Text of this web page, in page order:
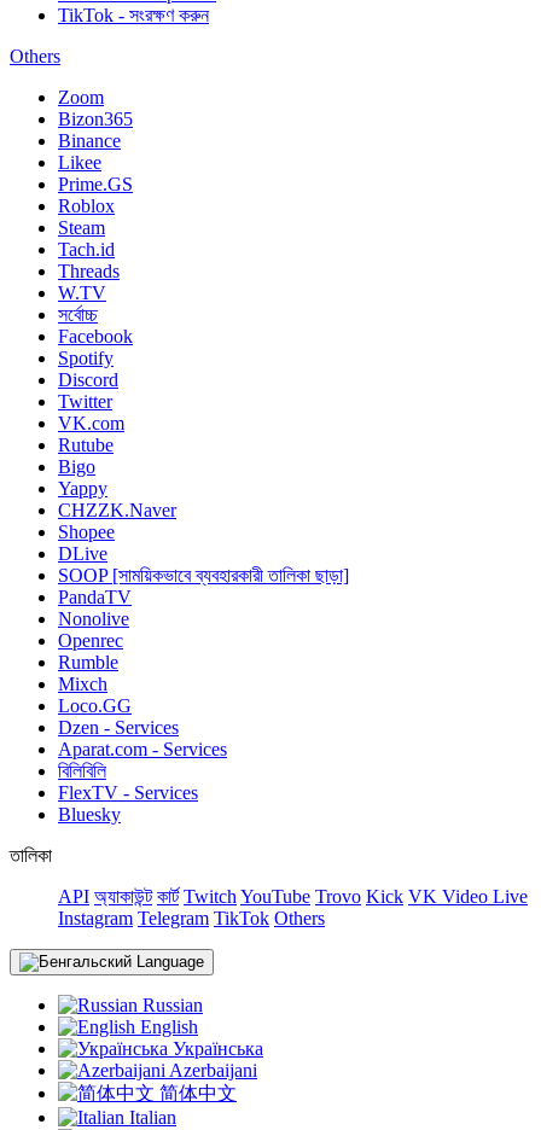
TikTok - সংরক্ষণ করুন
Others
Zoom
Bizon365
Binance
Likee
Prime.GS
Roblox
Steam
Tach.id
Threads
W.TV
সর্বোচ্চ
Facebook
Spotify
Discord
Twitter
VK.com
Rutube
Bigo
Yappy
CHZZK.Naver
Shopee
DLive
SOOP [সাময়িকভাবে ব্যবহারকারী তালিকা ছাড়া]
PandaTV
Nonolive
Openrec
Rumble
Mixch
Loco.GG
Dzen - Services
Aparat.com - Services
বিলিবিলি
FlexTV - Services
Bluesky
তালিকা
API অ্যাকাউন্ট কার্ট Twitch YouTube Trovo Kick VK Video Live
Instagram Telegram TikTok Others
Language
Russian
English
Українська
Azerbaijani
简体中文
Italian